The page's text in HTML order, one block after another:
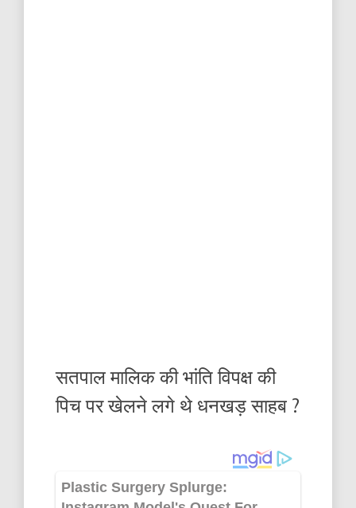
सतपाल मालिक की भांति विपक्ष की
पिच पर खेलने लगे थे धनखड़ साहब ?